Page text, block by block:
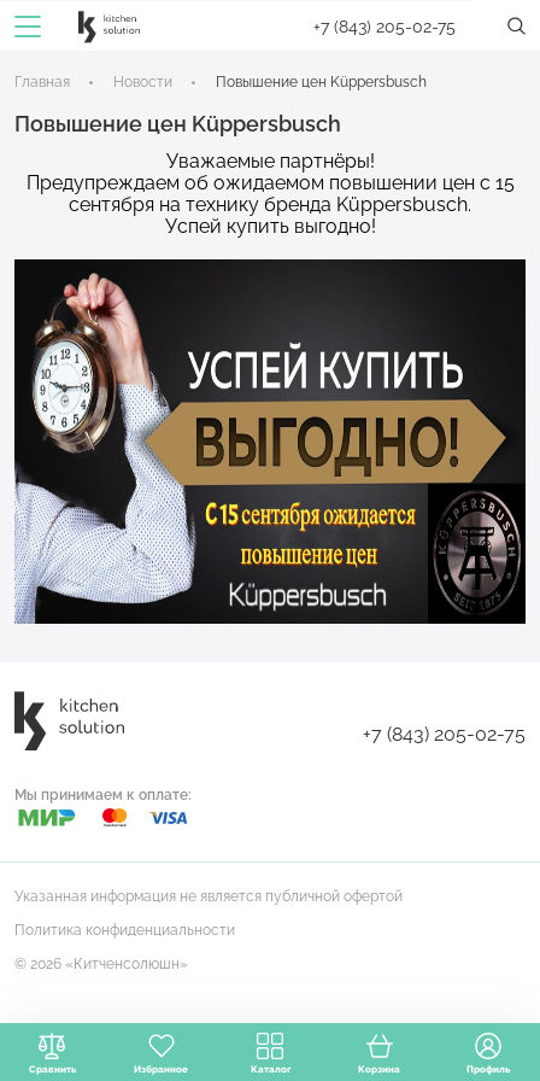
+7 (843) 205-02-75
Сравнить Избранное Каталог Корзина Профиль
Главная Новости Повышение цен Küppersbusch
Повышение цен Küppersbusch
Уважаемые партнёры!
Предупреждаем об ожидаемом повышении цен с 15
сентября на технику бренда Küppersbusch.
Успей купить выгодно!
+7 (843) 205-02-75
Мы принимаем к оплате:
© 2026 «Китченсолюшн»
Политика конфиденциальности
Указанная информация не является публичной офертой